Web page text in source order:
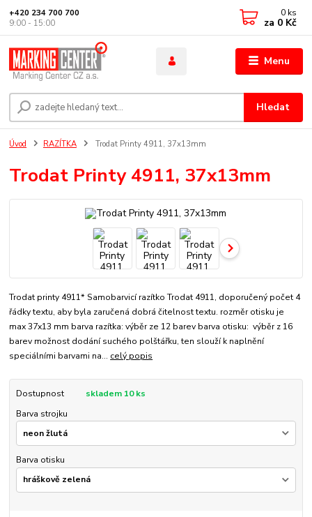
Menu
Hledat
+420 234 700 700
9:00 - 15:00
0 ks
za 0 Kč
Úvod RAZÍTKA Trodat Printy 4911, 37x13mm
Trodat Printy 4911, 37x13mm
Trodat printy 4911* Samobarvicí razítko Trodat 4911, doporučený počet 4
řádky textu, aby byla zaručená dobrá čitelnost textu. rozměr otisku je
max 37x13 mm barva razítka: výběr ze 12 barev barva otisku: výběr z 16
barev možnost dodání suchého polštářku, ten slouží k naplnění
speciálními barvami na... celý popis
Dostupnost
skladem 10 ks
Barva strojku
Barva otisku